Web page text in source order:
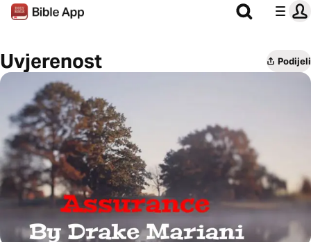
Uvjerenost Podijeli